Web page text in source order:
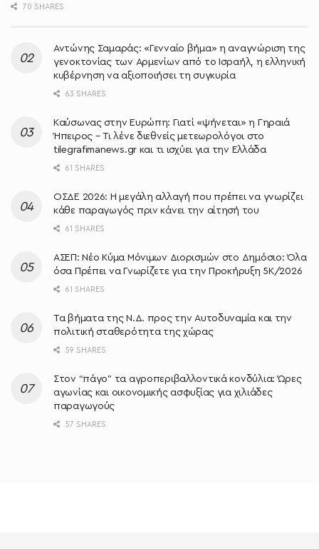
70 SHARES
Αντώνης Σαμαράς: «Γενναίο βήμα» η αναγνώριση της
γενοκτονίας των Αρμενίων από το Ισραήλ, η ελληνική
κυβέρνηση να αξιοποιήσει τη συγκυρία
63 SHARES
Καύσωνας στην Ευρώπη: Γιατί «ψήνεται» η Γηραιά
Ήπειρος – Τι λένε διεθνείς μετεωρολόγοι στο
tilegrafimanews.gr και τι ισχύει για την Ελλάδα
61 SHARES
ΟΣΔΕ 2026: Η μεγάλη αλλαγή που πρέπει να γνωρίζει
κάθε παραγωγός πριν κάνει την αίτησή του
61 SHARES
ΑΣΕΠ: Νέο Κύμα Μόνιμων Διορισμών στο Δημόσιο: Όλα
όσα Πρέπει να Γνωρίζετε για την Προκήρυξη 5Κ/2026
61 SHARES
Τα βήματα της Ν.Δ. προς την Αυτοδυναμία και την
πολιτική σταθερότητα της χώρας
59 SHARES
Στον “πάγο” τα αγροπεριβαλλοντικά κονδύλια: Ώρες
αγωνίας και οικονομικής ασφυξίας για χιλιάδες
παραγωγούς
57 SHARES